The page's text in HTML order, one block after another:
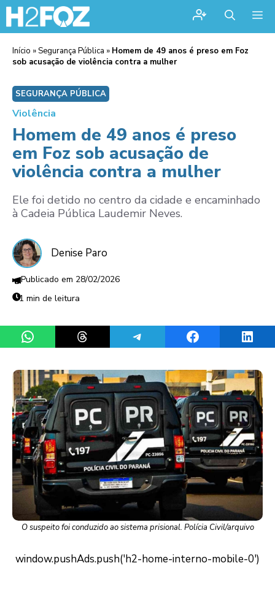
Início »Segurança Pública » Homem de 49 anos é preso em Foz
sob acusação de violência contra a mulher
SEGURANÇA PÚBLICA
Violência
Homem de 49 anos é preso
em Foz sob acusação de
violência contra a mulher
Ele foi detido no centro da cidade e encaminhado
à Cadeia Pública Laudemir Neves.
Denise Paro
28/02/2026
1 min de leitura
Share on WhatsAppShare on ThreadsShare on TelegramShare on Facebook
O suspeito foi conduzido ao sistema prisional. Polícia Civil/arquivo